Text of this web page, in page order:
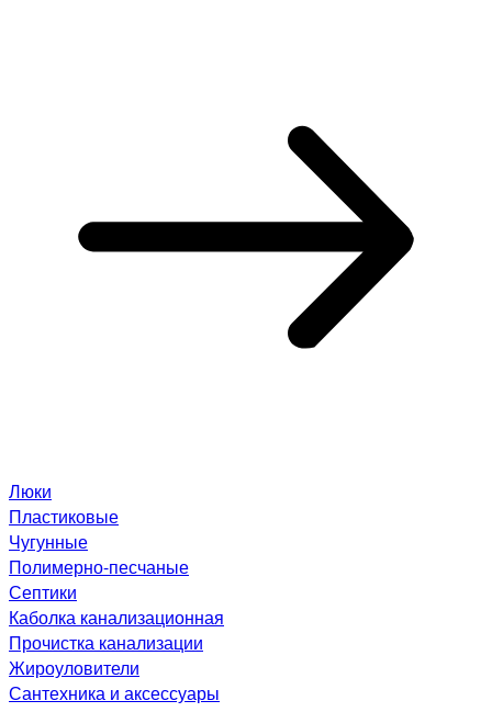
Люки
Пластиковые
Чугунные
Полимерно-песчаные
Септики
Каболка канализационная
Прочистка канализации
Жироуловители
Сантехника и аксессуары